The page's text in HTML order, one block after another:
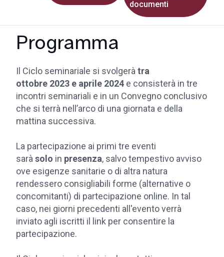
documenti
Programma
Il Ciclo seminariale si svolgerà tra
ottobre 2023 e aprile 2024 e consisterà in tre
incontri seminariali e in un Convegno conclusivo
che si terrà nell’arco di una giornata e della
mattina successiva.
La partecipazione ai primi tre eventi
sarà solo in presenza, salvo tempestivo avviso
ove esigenze sanitarie o di altra natura
rendessero consigliabili forme (alternative o
concomitanti) di partecipazione online. In tal
caso, nei giorni precedenti all'evento verrà
inviato agli iscritti il link per consentire la
partecipazione.